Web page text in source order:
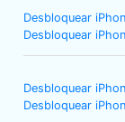
Desbloquear
Desbloquear
Desbloquear
Desbloquear